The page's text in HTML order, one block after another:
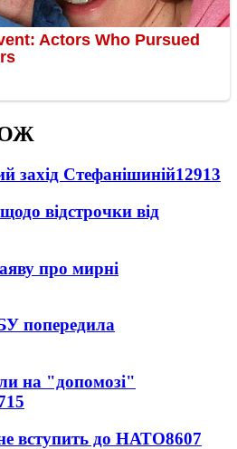
захід Стефанішиній12913
відстрочки від
про мирні
попередила
на "допомозі"
вступить до НАТО8607